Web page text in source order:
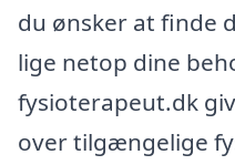
du ønsker at finde
lige netop dine
fysioterapeut.dk
over tilgængelige